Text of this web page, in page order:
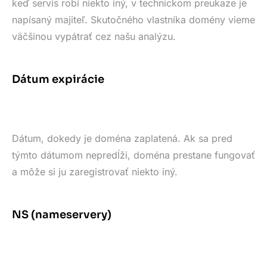
keď servis robí niekto iný, v technickom preukaze je
napísaný majiteľ. Skutočného vlastníka domény vieme
väčšinou vypátrať cez našu analýzu.
Dátum expirácie
Dátum, dokedy je doména zaplatená. Ak sa pred
týmto dátumom nepredĺži, doména prestane fungovať
a môže si ju zaregistrovať niekto iný.
NS (nameservery)